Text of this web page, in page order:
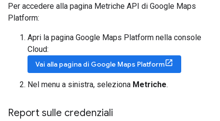
Per accedere alla pagina Metriche API di Google Maps
Platform:
Apri la pagina Google Maps Platform nella console
Cloud:
Vai alla pagina di Google Maps Platform
Nel menu a sinistra, seleziona Metriche.
Report sulle credenziali